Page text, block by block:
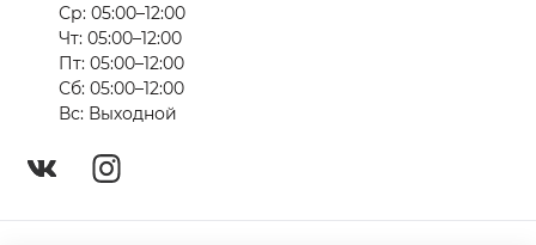
Ср: 05:00–12:00
Чт: 05:00–12:00
Пт: 05:00–12:00
Сб: 05:00–12:00
Вс: Выходной